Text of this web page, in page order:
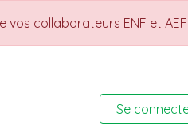
vos collaborateurs ENF et
Se